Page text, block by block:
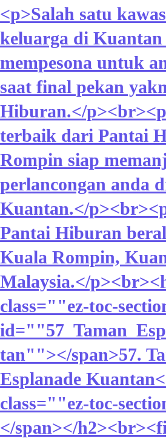
<p>Salah satu
keluarga di Kuantan
mempesona untuk
saat final pekan
Hiburan.</
terbaik dari Pantai
Rompin siap
perlancongan anda
Kuantan.</
Pantai Hiburan
Kuala Rompin,
Malaysia.</
class=""ez-toc-
tan""></span>57.
Esplanade
class=""ez-toc-
</span></